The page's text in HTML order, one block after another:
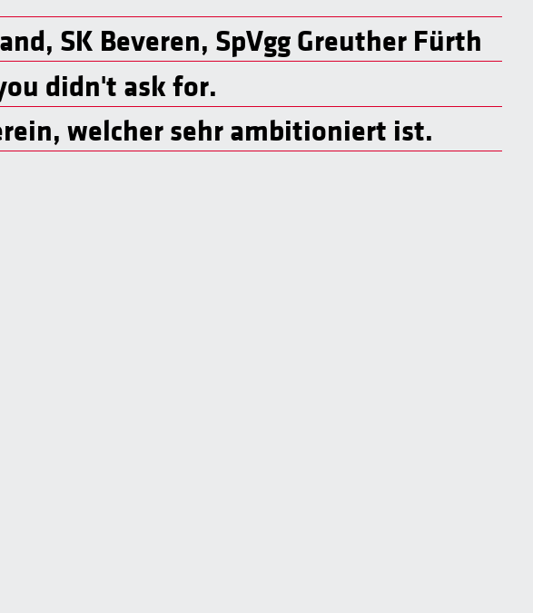
SK Beveren, SpVgg Greuther Fürth
didn't ask for.
welcher sehr ambitioniert ist.